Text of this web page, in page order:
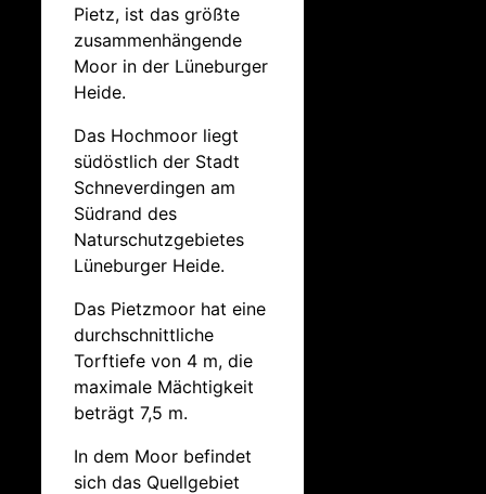
Pietz, ist das größte
zusammenhängende
Moor in der Lüneburger
Heide.
Das Hochmoor liegt
südöstlich der Stadt
Schneverdingen am
Südrand des
Naturschutzgebietes
Lüneburger Heide.
Das Pietzmoor hat eine
durchschnittliche
Torftiefe von 4 m, die
maximale Mächtigkeit
beträgt 7,5 m.
In dem Moor befindet
sich das Quellgebiet